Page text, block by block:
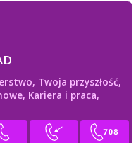
Twoja przyszłość,
Kariera i praca,